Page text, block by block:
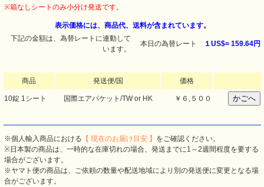
※箱なしシートのみ小分け発送です。
表示価格には、商品代、送料が含まれています。
下記の金額は、為替レートに連動して
います。
本日の為替レート １US$= 159.64円
商品 発送便/国 価格
10錠 1シート 国際エアパケット/TW or HK ￥６,５００
※個人輸入商品における 【 現在のお届け目安 】 をご確認ください。
※日本製の商品は、一時的な在庫切れの場合、発送までに1～2週間程度を要する
場合がございます。
※ヤマト便の商品は、ご依頼の数量や配送地域により別の発送便に変更となる場
合がございます。